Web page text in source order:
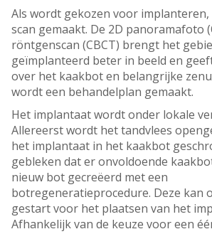
Als wordt gekozen voor
scan gemaakt. De 2D panoramafoto
röntgenscan (CBCT) brengt het
geïmplanteerd beter in beeld en
over het kaakbot en belangrijke
wordt een behandelplan gemaakt.
Het implantaat wordt onder lokale
Allereerst wordt het tandvlees
het implantaat in het kaakbot
gebleken dat er onvoldoende
nieuw bot gecreëerd met een
botregeneratieprocedure. Deze kan
gestart voor het plaatsen van het
Afhankelijk van de keuze voor een